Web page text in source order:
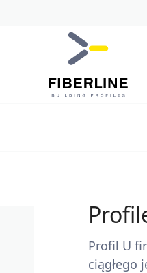
Profil U
ciągłego